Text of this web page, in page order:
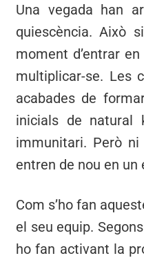
Una vegada han
quiescència. Això
moment d’entrar
multiplicar-se. Les
acabades de
inicials de natural
immunitari. Però
entren de nou en
Com s’ho fan
el seu equip.
ho fan activant la